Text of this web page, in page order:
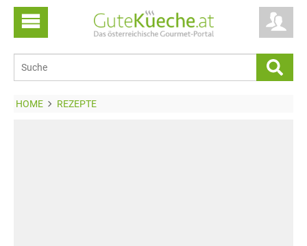
HOME REZEPTE